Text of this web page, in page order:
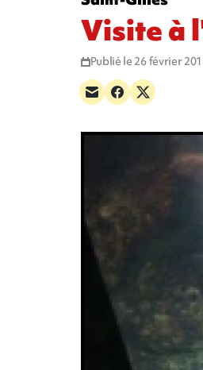
Visite à
Publié le 26 février